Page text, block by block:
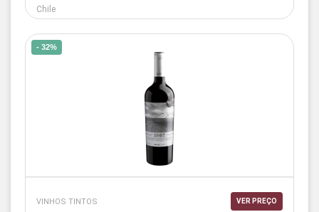
Chile
- 32%
VINHOS TINTOS VER PREÇO